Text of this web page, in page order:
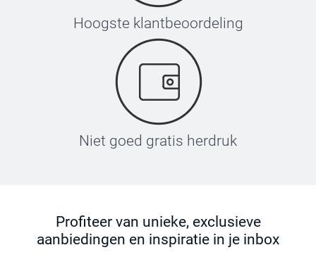
Hoogste klantbeoordeling
Niet goed gratis herdruk
Profiteer van unieke, exclusieve
aanbiedingen en inspiratie in je inbox